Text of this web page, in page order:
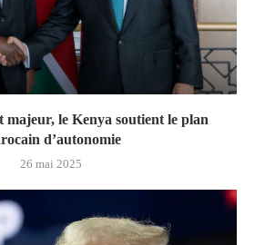
le Kenya soutient le plan
d’autonomie
26 mai 2025